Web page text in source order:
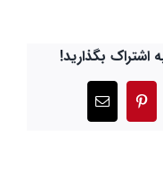
اشتراک بگذارید!
Pinterest